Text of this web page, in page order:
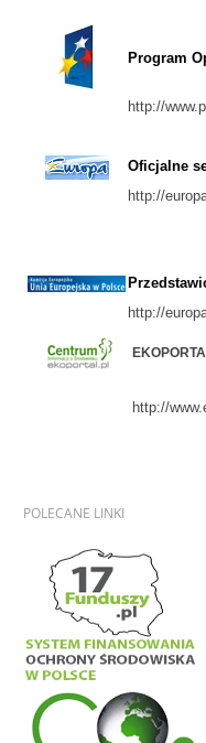
Program
http://
Oficjalne
http://
http://
http://
POLECANE LINKI